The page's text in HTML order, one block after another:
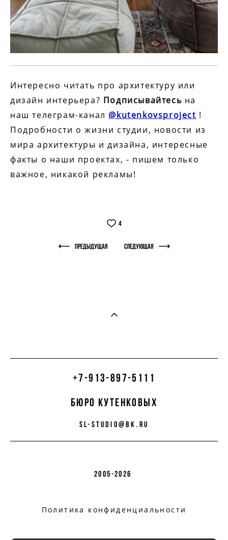
Интересно читать про архитектуру или
дизайн интерьера? Подписывайтесь на
наш телеграм-канал @kutenkovsproject !
Подробности о жизни студии, новости из
мира архитектуры и дизайна, интересные
факты о наши проектах, - пишем только
важное, никакой рекламы!
4
Предыдущая Следующая
+7-913-897-5111
бюро кутенковых
sl-studio@bk.ru
2005-2026
Политика конфиденциальности